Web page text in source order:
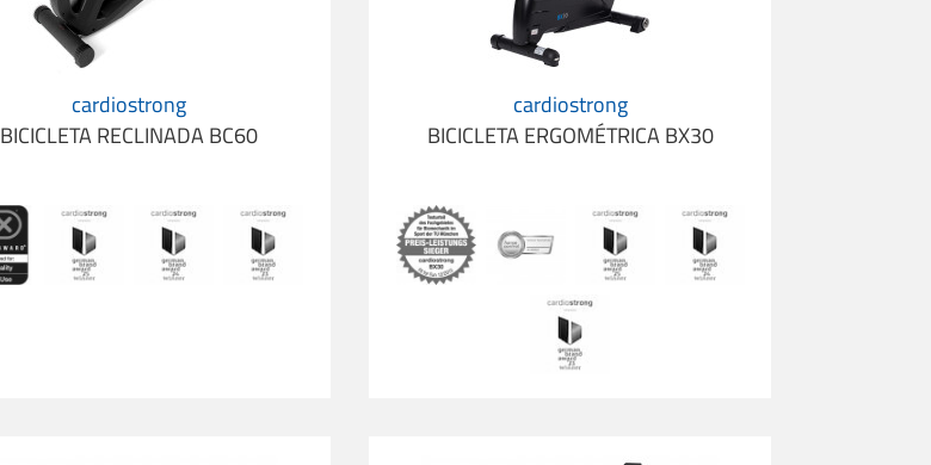
cardiostrong
BICICLETA RECLINADA BC60
cardiostrong
BICICLETA ERGOMÉTRICA BX30